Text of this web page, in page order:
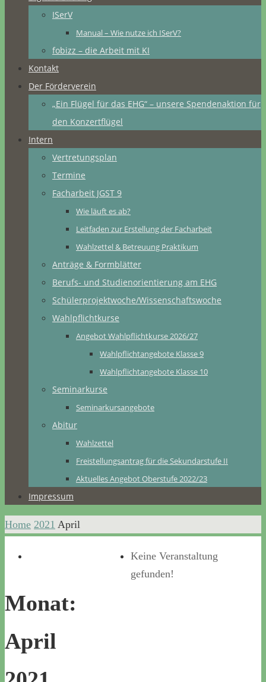
ISerV
Manual – Wie nutze ich ISerV?
fobizz – die Arbeit mit KI
Kontakt
Der Förderverein
„Ein Flügel für das EHG“ – unsere Spendenaktion für
den Konzertflügel
Intern
Vertretungsplan
Termine
Facharbeit JGST 9
Wie läuft es ab?
Leitfaden zur Erstellung der Facharbeit
Wahlzettel & Betreuung Praktikum
Anträge & Formblätter
Berufs- und Studienorientierung am EHG
Schülerprojektwoche/Wissenschaftswoche
Wahlpflichtkurse
Angebot Wahlpflichtkurse 2026/27
Wahlpflichtangebote Klasse 9
Wahlpflichtangebote Klasse 10
Seminarkurse
Seminarkursangebote
Abitur
Wahlzettel
Freistellungsantrag für die Sekundarstufe II
Aktuelles Angebot Oberstufe 2022/23
Impressum
Home 2021 April
Monat:
April
Keine Veranstaltung
gefunden!